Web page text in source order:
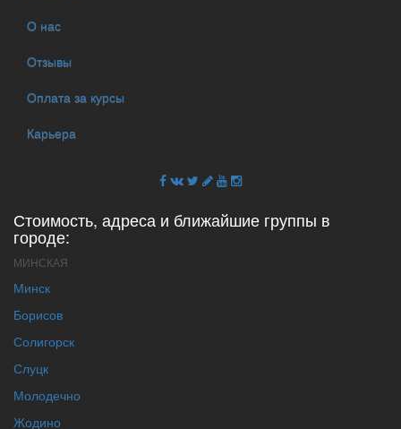
О нас
Отзывы
Оплата за курсы
Карьера
Стоимость, адреса и ближайшие группы в
городе:
МИНСКАЯ
Минск
Борисов
Солигорск
Слуцк
Молодечно
Жодино